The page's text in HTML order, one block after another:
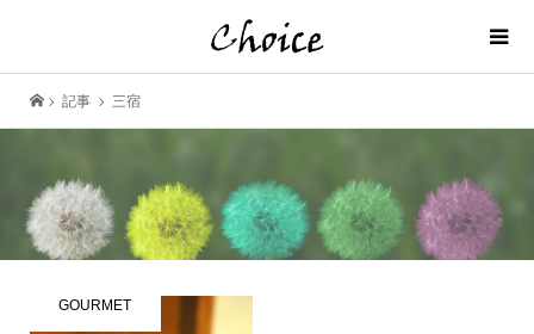
記事 三宿
GOURMET